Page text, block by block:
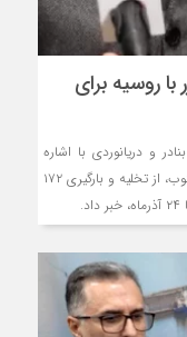
با روسیه برای
و دریانوردی با اشاره
وضعیت مطلوب ناوگان دریایی کشور در شمال و جنوب، از تخلیه و بارگیری ۱۷۲